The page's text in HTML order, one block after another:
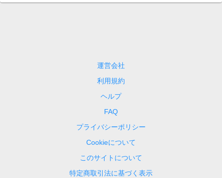
運営会社
利用規約
ヘルプ
FAQ
プライバシーポリシー
Cookieについて
このサイトについて
特定商取引法に基づく表示